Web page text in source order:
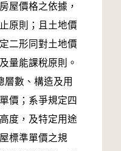
屋價格之依據，
原則；且土地價
二形同對土地價
量能課稅原則。
層數、構造及用
價；系爭規定四
度，及特定用途
標準單價之規